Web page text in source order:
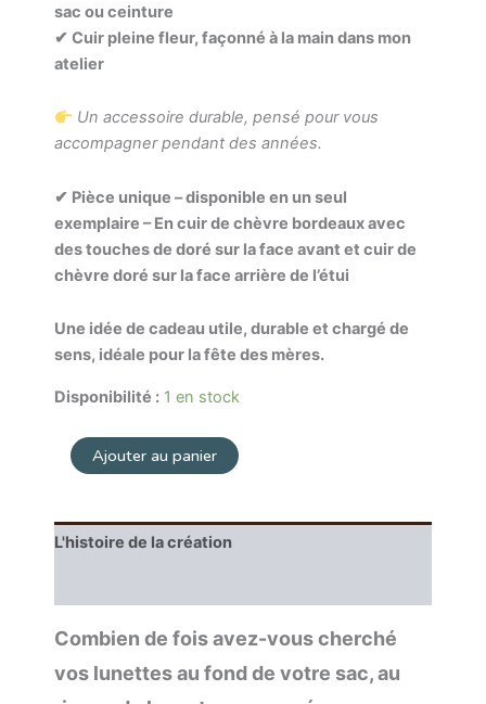
sac ou ceinture
✔ Cuir pleine fleur, façonné à la main dans mon
atelier
Un accessoire durable, pensé pour vous
accompagner pendant des années.
✔ Pièce unique – disponible en un seul
exemplaire – En cuir de chèvre bordeaux avec
des touches de doré sur la face avant et cuir de
chèvre doré sur la face arrière de l’étui
Une idée de cadeau utile, durable et chargé de
sens, idéale pour la fête des mères.
Disponibilité : 1 en stock
Ajouter au panier
L'histoire de la création
Combien de fois avez-vous cherché
vos lunettes au fond de votre sac, au